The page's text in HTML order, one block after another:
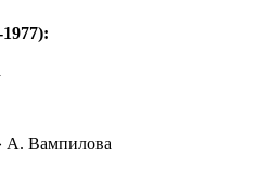
А. Вампилова